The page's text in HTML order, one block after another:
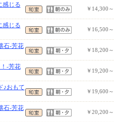
感じる
￥14,300～
感じる
￥16,500～
石-芳花
￥18,200～
-芳花
￥19,200～
♪おもて
￥19,600～
石-芳花
￥20,200～